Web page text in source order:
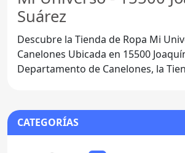
Suárez
Descubre la Tienda de Ropa Mi
Canelones Ubicada en 15500 Joaquín Suárez,
Departamento de Canelones, la
CATEGORÍAS